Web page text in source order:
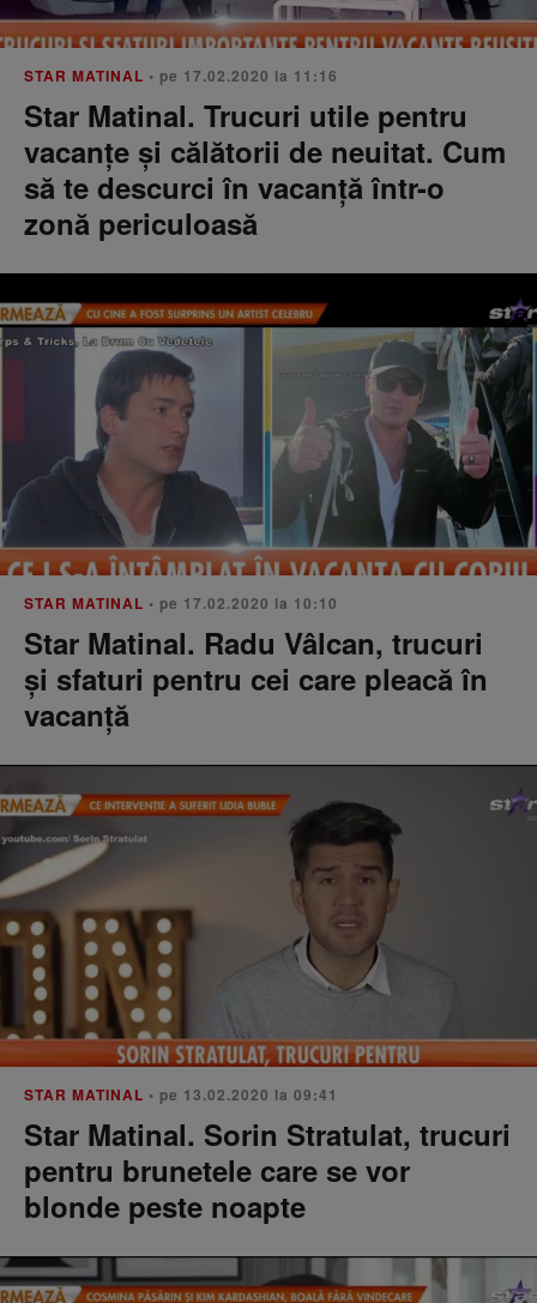
STAR MATINAL • pe 17.02.2020 la 11:16
Star Matinal. Trucuri utile pentru
vacanțe și călătorii de neuitat. Cum
să te descurci în vacanță într-o
zonă periculoasă
STAR MATINAL • pe 17.02.2020 la 10:10
Star Matinal. Radu Vâlcan, trucuri
și sfaturi pentru cei care pleacă în
vacanță
STAR MATINAL • pe 13.02.2020 la 09:41
Star Matinal. Sorin Stratulat, trucuri
pentru brunetele care se vor
blonde peste noapte